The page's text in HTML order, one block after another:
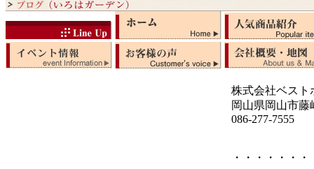
株式会社ベスト
岡山県岡山市藤
086-277-7555
・・・・・・